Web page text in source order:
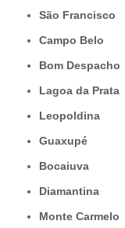
São Francisco
Campo Belo
Bom Despacho
Lagoa da Prata
Leopoldina
Guaxupé
Bocaiuva
Diamantina
Monte Carmelo